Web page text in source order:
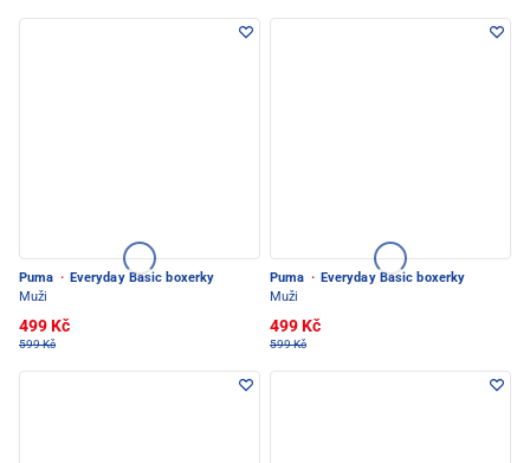
Puma · Everyday Basic boxerky
Muži
499 Kč
599 Kč
Puma · Everyday Basic boxerky
Muži
499 Kč
599 Kč